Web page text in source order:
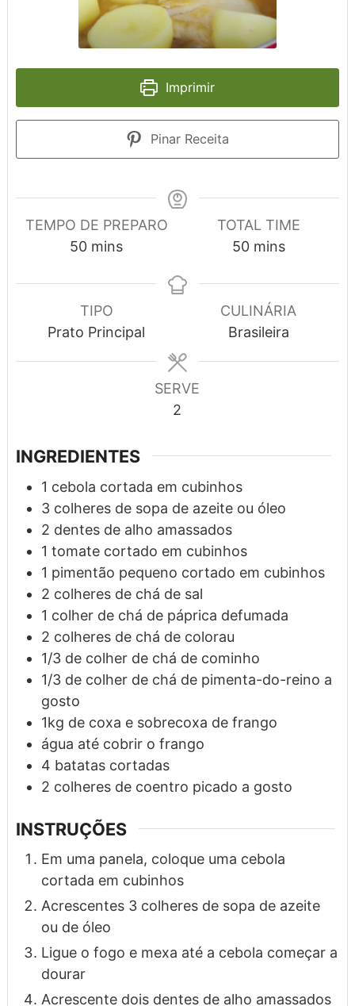
Imprimir
Pinar Receita
TEMPO DE PREPARO
50minutes
mins
TOTAL TIME
50minutes
mins
TIPO
Prato Principal
CULINÁRIA
Brasileira
SERVE
2
INGREDIENTES
1 cebola cortada em cubinhos
3 colheres de sopa de azeite ou óleo
2 dentes de alho amassados
1 tomate cortado em cubinhos
1 pimentão pequeno cortado em cubinhos
2 colheres de chá de sal
1 colher de chá de páprica defumada
2 colheres de chá de colorau
1/3 de colher de chá de cominho
1/3 de colher de chá de pimenta-do-reino a
gosto
1kg de coxa e sobrecoxa de frango
água até cobrir o frango
4 batatas cortadas
2 colheres de coentro picado a gosto
INSTRUÇÕES
Em uma panela, coloque uma cebola
cortada em cubinhos
Acrescentes 3 colheres de sopa de azeite
ou de óleo
Ligue o fogo e mexa até a cebola começar a
dourar
Acrescente dois dentes de alho amassados